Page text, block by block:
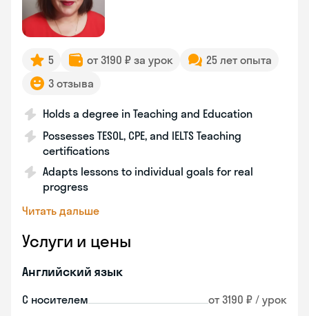
5 от 3190 ₽ за урок
25 лет опыта
3 отзыва
Holds a degree in Teaching and Education
Possesses TESOL, CPE, and IELTS Teaching
certifications
Adapts lessons to individual goals for real
progress
Читать дальше
Услуги и цены
Английский язык
С носителем от 3190 ₽ / урок